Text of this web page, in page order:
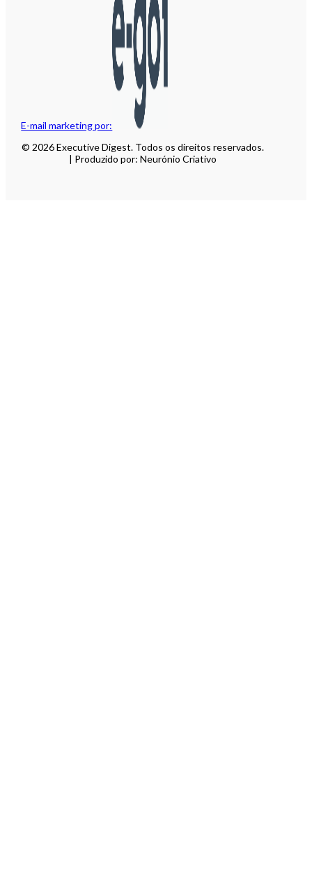
E-mail marketing por:
© 2026 Executive Digest. Todos os direitos reservados.
| Produzido por: Neurónio Criativo